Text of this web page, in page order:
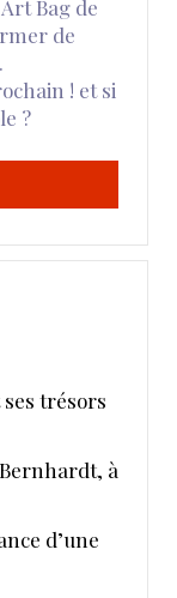
Bag de
de
! et si
?
trésors
à
d’une